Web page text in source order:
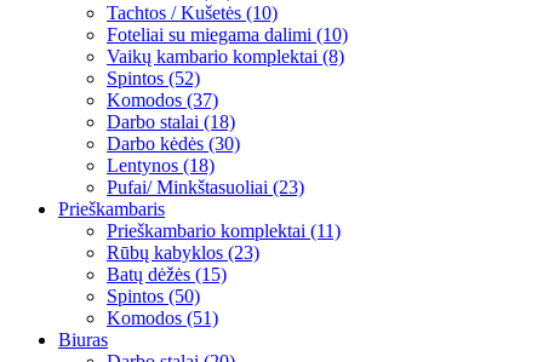
Tachtos / Kušetės (10)
Foteliai su miegama dalimi (10)
Vaikų kambario komplektai (8)
Spintos (52)
Komodos (37)
Darbo stalai (18)
Darbo kėdės (30)
Lentynos (18)
Pufai/ Minkštasuoliai (23)
Prieškambaris
Prieškambario komplektai (11)
Rūbų kabyklos (23)
Batų dėžės (15)
Spintos (50)
Komodos (51)
Biuras